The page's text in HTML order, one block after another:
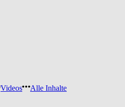
Videos
Alle Inhalte